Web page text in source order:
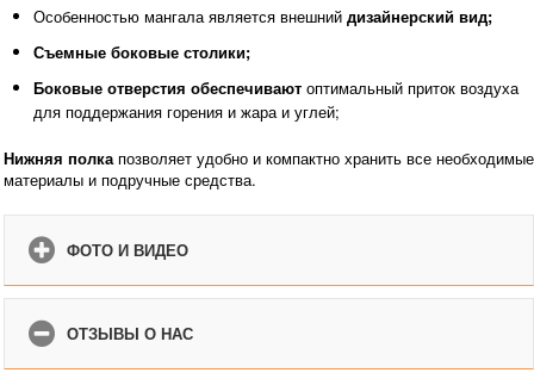
Особенностью мангала является внешний дизайнерский вид;
Съемные боковые столики;
Боковые отверстия обеспечивают оптимальный приток воздуха
для поддержания горения и жара и углей;
Нижняя полкапозволяет удобно и компактно хранить все необходимые
материалы и подручные средства.
ФОТО И ВИДЕО
ОТЗЫВЫ О НАС